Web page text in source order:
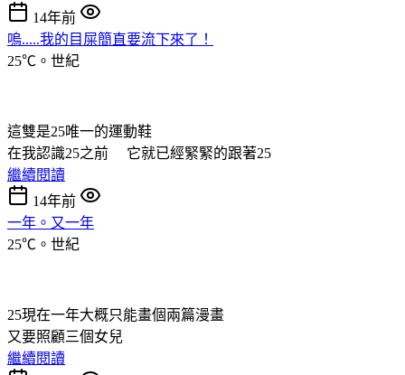
14年前
嗚.....我的目屎簡直要流下來了！
25℃。世紀
這雙是25唯一的運動鞋
在我認識25之前 它就已經緊緊的跟著25
繼續閱讀
14年前
一年。又一年
25℃。世紀
25現在一年大概只能畫個兩篇漫畫
又要照顧三個女兒
繼續閱讀